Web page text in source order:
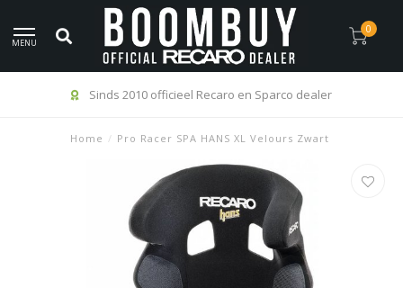
MENU
0
Sinds 2010 officieel Recaro en Sparco dealer
Home / Pro Racer SPA HANS XL Velours Zwart